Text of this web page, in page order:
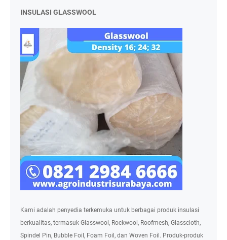
INSULASI GLASSWOOL
Kami adalah penyedia terkemuka untuk berbagai produk insulasi
berkualitas, termasuk Glasswool, Rockwool, Roofmesh, Glasscloth,
Spindel Pin, Bubble Foil, Foam Foil, dan Woven Foil. Produk-produk